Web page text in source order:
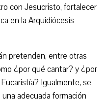
con Jesucristo, fortalecer
en la Arquidiócesis
pretenden, entre otras
¿por qué cantar? y ¿por
Igualmente, se
adecuada formación